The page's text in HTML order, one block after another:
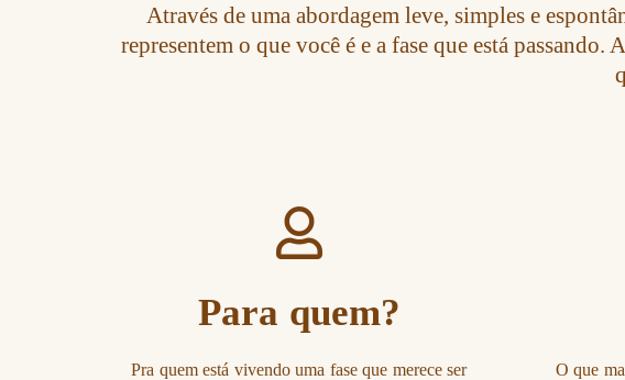
Através de uma abordagem leve, simples e
representem o que você é e a fase que está
Para quem?
Pra quem está vivendo uma fase que merece ser
O que